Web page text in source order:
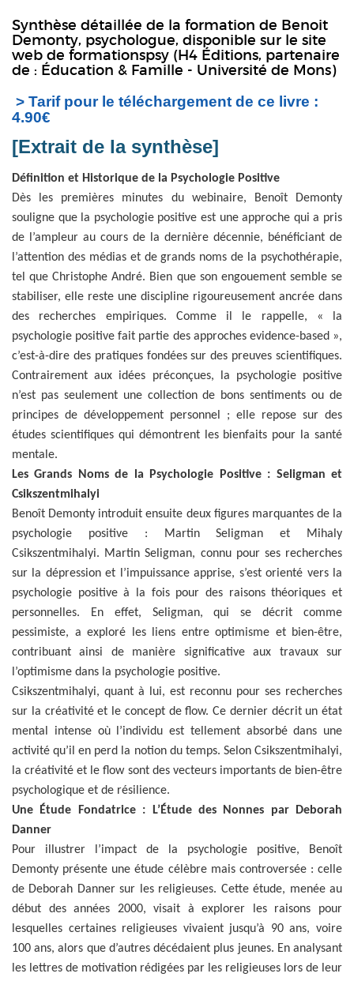
Synthèse détaillée de la formation de Benoit
Demonty, psychologue, disponible sur le site
web de formationspsy (H4 Éditions, partenaire
de : Éducation & Famille - Université de Mons)
> Tarif pour le téléchargement de ce livre :
4.90€
[Extrait de la synthèse]
Définition et Historique de la Psychologie Positive
Dès les premières minutes du webinaire, Benoît Demonty
souligne que la psychologie positive est une approche qui a pris
de l’ampleur au cours de la dernière décennie, bénéficiant de
l’attention des médias et de grands noms de la psychothérapie,
tel que Christophe André. Bien que son engouement semble se
stabiliser, elle reste une discipline rigoureusement ancrée dans
des recherches empiriques. Comme il le rappelle, « la
psychologie positive fait partie des approches evidence-based »,
c’est-à-dire des pratiques fondées sur des preuves scientifiques.
Contrairement aux idées préconçues, la psychologie positive
n’est pas seulement une collection de bons sentiments ou de
principes de développement personnel ; elle repose sur des
études scientifiques qui démontrent les bienfaits pour la santé
mentale.
Les Grands Noms de la Psychologie Positive : Seligman et
Csikszentmihalyi
Benoît Demonty introduit ensuite deux figures marquantes de la
psychologie positive : Martin Seligman et Mihaly
Csikszentmihalyi. Martin Seligman, connu pour ses recherches
sur la dépression et l’impuissance apprise, s’est orienté vers la
psychologie positive à la fois pour des raisons théoriques et
personnelles. En effet, Seligman, qui se décrit comme
pessimiste, a exploré les liens entre optimisme et bien-être,
contribuant ainsi de manière significative aux travaux sur
l’optimisme dans la psychologie positive.
Csikszentmihalyi, quant à lui, est reconnu pour ses recherches
sur la créativité et le concept de flow. Ce dernier décrit un état
mental intense où l’individu est tellement absorbé dans une
activité qu’il en perd la notion du temps. Selon Csikszentmihalyi,
la créativité et le flow sont des vecteurs importants de bien-être
psychologique et de résilience.
Une Étude Fondatrice : L’Étude des Nonnes par Deborah
Danner
Pour illustrer l’impact de la psychologie positive, Benoît
Demonty présente une étude célèbre mais controversée : celle
de Deborah Danner sur les religieuses. Cette étude, menée au
début des années 2000, visait à explorer les raisons pour
lesquelles certaines religieuses vivaient jusqu’à 90 ans, voire
100 ans, alors que d’autres décédaient plus jeunes. En analysant
les lettres de motivation rédigées par les religieuses lors de leur